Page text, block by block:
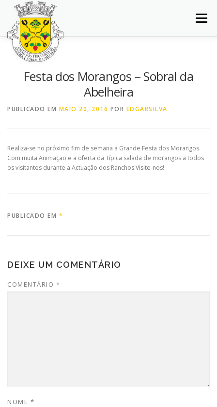
Saltar
conteúdo
Menu
INÍCIO JUNTA DE FREGUESIA
NOTÍCIAS
Festa dos Morangos – Sobral da
Abelheira
PUBLICADO EM MAIO 20, 2016 POR EDGARSILVA
Realiza-se no próximo fim de semana a Grande Festa dos Morangos.
Com muita Animação e a oferta da Típica salada de morangos a todos
os visitantes durante a Actuação dos Ranchos.Visite-nos!
PUBLICADO EM *
DEIXE UM COMENTÁRIO
COMENTÁRIO *
NOME *